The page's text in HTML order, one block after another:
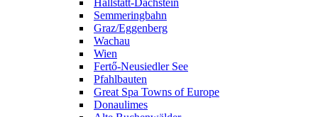
Hallstatt-Dachstein
Semmeringbahn
Graz/Eggenberg
Wachau
Wien
Fertő-Neusiedler See
Pfahlbauten
Great Spa Towns of Europe
Donaulimes